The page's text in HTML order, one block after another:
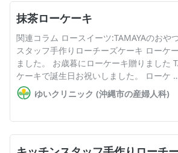
親と子の結びつき支
母乳育児
予防接種